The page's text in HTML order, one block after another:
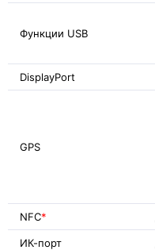
Функции USB
DisplayPort
GPS
NFC*
ИК-порт